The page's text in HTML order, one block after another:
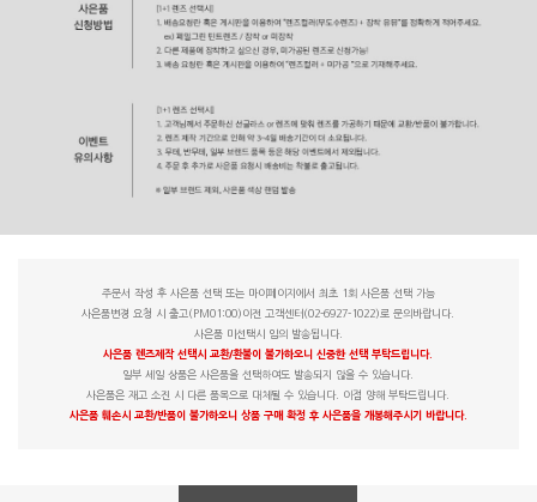
주문서 작성 후 사은품 선택 또는 마이페이지에서 최초 1회 사은품 선택 가능
사은품변경 요청 시 출고(PM01:00)이전 고객센터(02-6927-1022)로 문의바랍니다.
사은품 미선택시 임의 발송됩니다.
사은품 렌즈제작 선택시 교환/환불이 불가하오니 신중한 선택 부탁드립니다.
일부 세일 상품은 사은품을 선택하여도 발송되지 않을 수 있습니다.
사은품은 재고 소진 시 다른 품목으로 대체될 수 있습니다. 이점 양해 부탁드립니다.
사은품 훼손시 교환/반품이 불가하오니 상품 구매 확정 후 사은품을 개봉해주시기 바랍니다.